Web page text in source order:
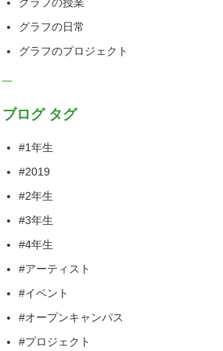
グラフの日常
グラフのプロジェクト
ブログ タグ
#1年生
#2019
#2年生
#3年生
#4年生
#アーティスト
#イベント
#オープンキャンパス
#プロジェクト